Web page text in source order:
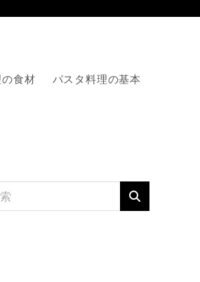
食材 パスタ料理の基本